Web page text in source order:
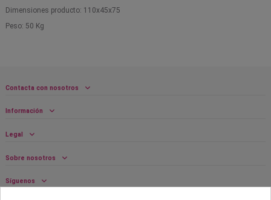
Dimensiones producto: 110x45x75
Peso: 50 Kg
Contacta con nosotros
Información
Legal
Sobre nosotros
Síguenos